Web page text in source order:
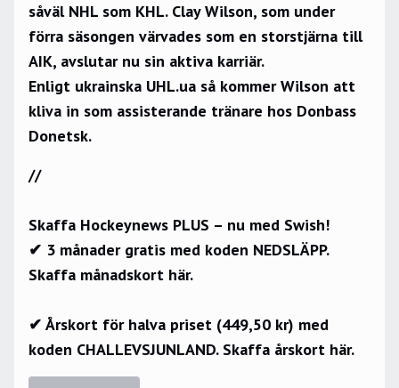
såväl NHL som KHL. Clay Wilson, som under
förra säsongen värvades som en storstjärna till
AIK, avslutar nu sin aktiva karriär.
Enligt ukrainska UHL.ua så kommer Wilson att
kliva in som assisterande tränare hos Donbass
Donetsk.
//
Skaffa Hockeynews PLUS – nu med Swish!
✔ 3 månader gratis med koden NEDSLÄPP.
Skaffa månadskort här.
✔ Årskort för halva priset (449,50 kr) med
koden CHALLEVSJUNLAND. Skaffa årskort här.